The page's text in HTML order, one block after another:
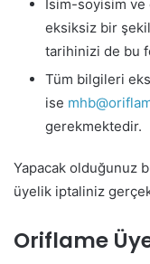
İsim-soyisim ve
eksiksiz bir
tarihinizi de bu
Tüm bilgileri
ise
gerekmektedir.
Yapacak olduğunuz
üyelik iptaliniz
Oriflame